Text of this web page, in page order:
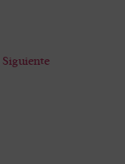
Siguiente